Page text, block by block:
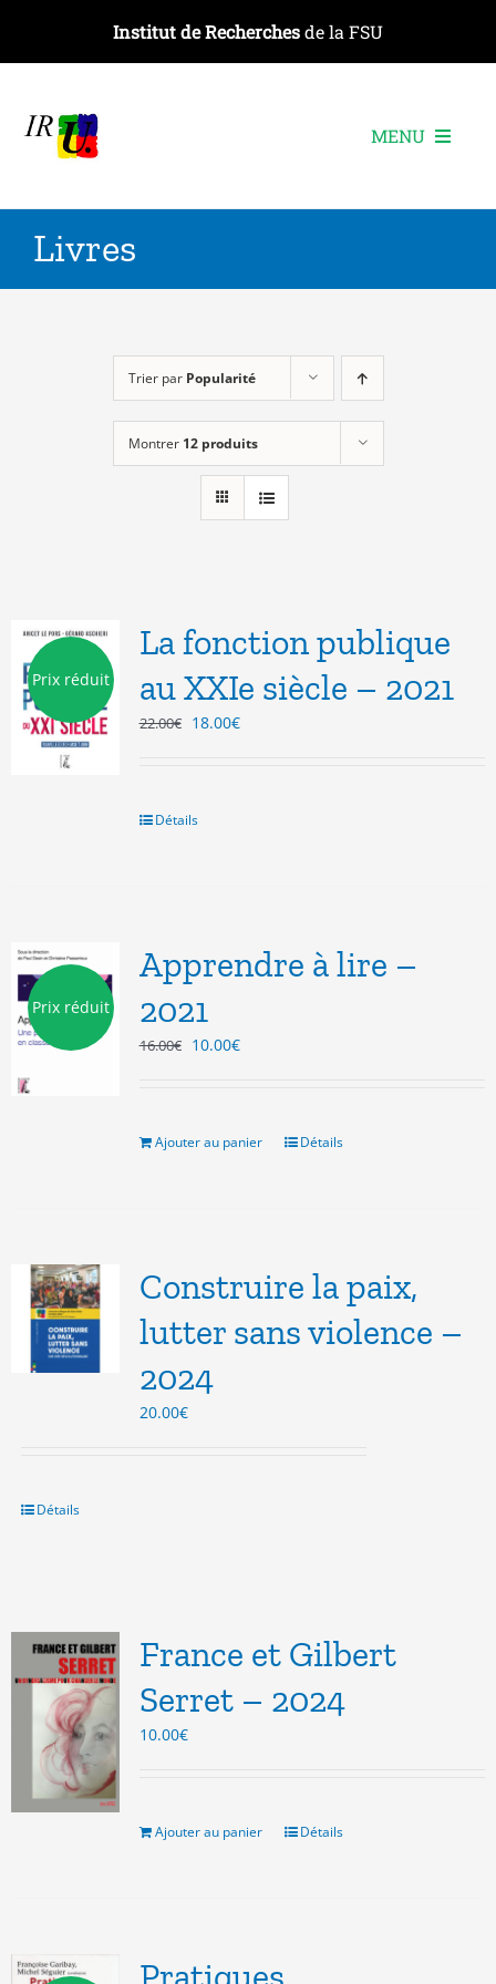
contenu
Institut de Recherchesde la FSU
MENU
Les recherches
Les événements
Livres
Trier par Popularité
Montrer 12 produits
Prix réduit
La fonction publique
au XXIe siècle – 2021
22.00€ Le
22.00€.
18.00€Le
Détails
Prix réduit
Apprendre à lire –
2021
16.00€ Le
16.00€.
10.00€Le
10.00€.
Ajouter au panier Détails
Construire la paix,
lutter sans violence –
2024
20.00€
Détails
France et Gilbert
Serret – 2024
10.00€
Ajouter au panier Détails